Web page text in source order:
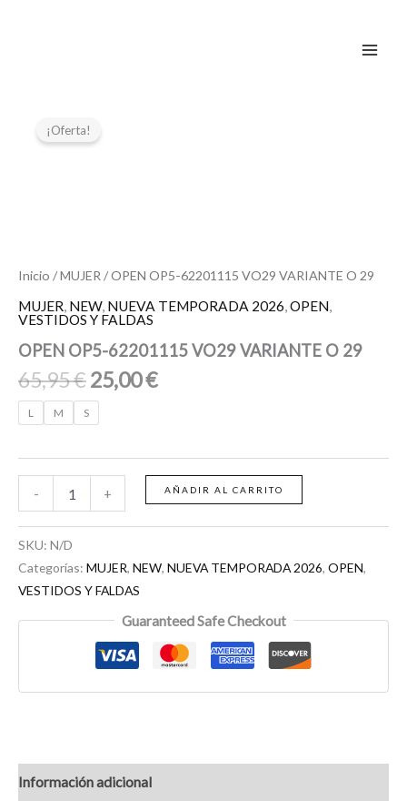
¡Oferta!
Inicio /MUJER / OPEN OP5-62201115 VO29 VARIANTE O 29
MUJER, NEW, NUEVA TEMPORADA 2026,OPEN,
VESTIDOS Y FALDAS
OPEN OP5-62201115 VO29 VARIANTE O 29
65,95€25,00€
L M S
-
OP5-
62201115
+ AÑADIR AL CARRITO
SKU: N/D
Categorías: MUJER, NEW, NUEVA TEMPORADA 2026, OPEN,
VESTIDOS Y FALDAS
Guaranteed Safe Checkout
Información adicional